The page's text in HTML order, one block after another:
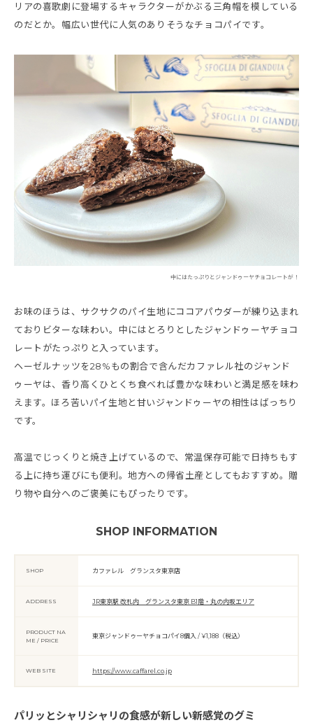
リアの喜歌劇に登場するキャラクターがかぶる三角帽を模している
のだとか。幅広い世代に人気のありそうなチョコパイです。
中にはたっぷりとジャンドゥーヤチョコレートが！
お味のほうは、サクサクのパイ生地にココアパウダーが練り込まれ
ておりビターな味わい。中にはとろりとしたジャンドゥーヤチョコ
レートがたっぷりと入っています。
ヘーゼルナッツを28%もの割合で含んだカファレル社のジャンド
ゥーヤは、香り高くひとくち食べれば豊かな味わいと満足感を味わ
えます。ほろ苦いパイ生地と甘いジャンドゥーヤの相性はばっちり
です。
高温でじっくりと焼き上げているので、常温保存可能で日持ちもす
る上に持ち運びにも便利。地方への帰省土産としてもおすすめ。贈
り物や自分へのご褒美にもぴったりです。
SHOP INFORMATION
SHOP カファレル グランスタ東京店
ADDRESS JR東京駅 改札内 グランスタ東京 B1階・丸の内坂エリア
PRODUCT NA
ME / PRICE
東京ジャンドゥーヤチョコパイ8個入 / ¥1,188（税込）
WEB SITE https://www.caffarel.co.jp
パリッとシャリシャリの食感が新しい新感覚のグミ